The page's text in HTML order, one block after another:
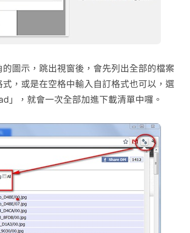
圖示，跳出視窗後，會先列出全部的檔案
，或是在空格中輸入自訂格式也可以，選
」，就會一次全部加進下載清單中囉。